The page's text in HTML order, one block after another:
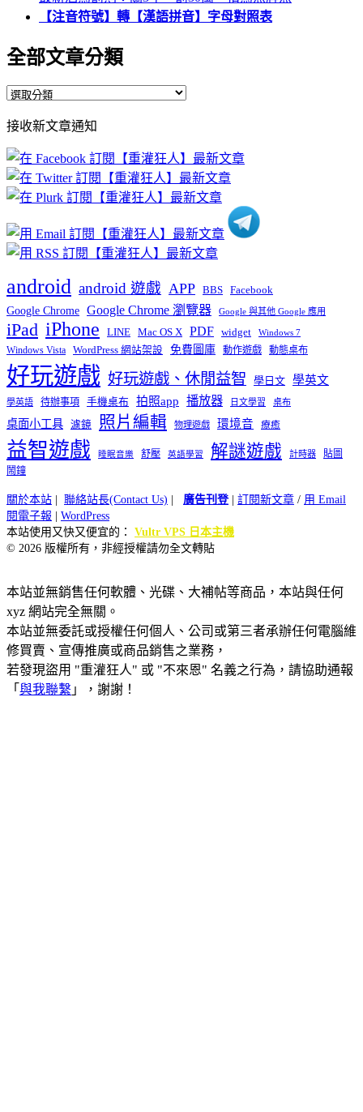
【注音符號】轉【漢語拼音】字母對照表
全部文章分類
全
文
章
分
類
接收新文章通知
android android 遊戲 APP BBS Facebook
Google Chrome Google Chrome 瀏覽器 Google 與其他 Google 應用
iPad iPhone LINE Mac OS X PDF widget Windows 7
Windows Vista WordPress 網站架設 免費圖庫 動作遊戲 動態桌布
好玩遊戲 好玩遊戲、休閒益智 學日文 學英文
學英語 待辦事項 手機桌布 拍照app 播放器 日文學習 桌布
桌面小工具 濾鏡 照片編輯 物理遊戲 環境音 療癒
益智遊戲 睡眠音樂 舒壓 英語學習 解謎遊戲 計時器
貼圖
鬧鐘
關於本站 聯絡站長(Contact Us) 廣告刊登| 訂閱新文章 / 用 Email
閱電子報
WordPress
本站使用又快又便宜的： Vultr VPS 日本主機
© 2026 版權所有，非經授權請勿全文轉貼
本站並無銷售任何軟體、光碟、大補帖等商品，本站與任何
xyz 網站完全無關。
本站並無委託或授權任何個人、公司或第三者承辦任何電腦維
修買賣、宣傳推廣或商品銷售之業務，
若發現盜用 "重灌狂人" 或 "不來恩" 名義之行為，請協助通報
「 與我聯繫 」，謝謝！